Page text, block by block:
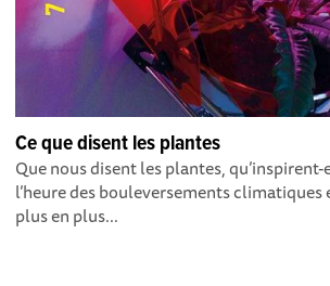
Ce que disent les plantes
Que nous disent les plantes,
l’heure des bouleversements climatiques
plus en plus...